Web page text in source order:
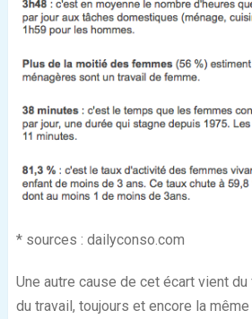
* sources : dailyconso.com
Une autre cause de cet écart vient
du travail, toujours et encore la